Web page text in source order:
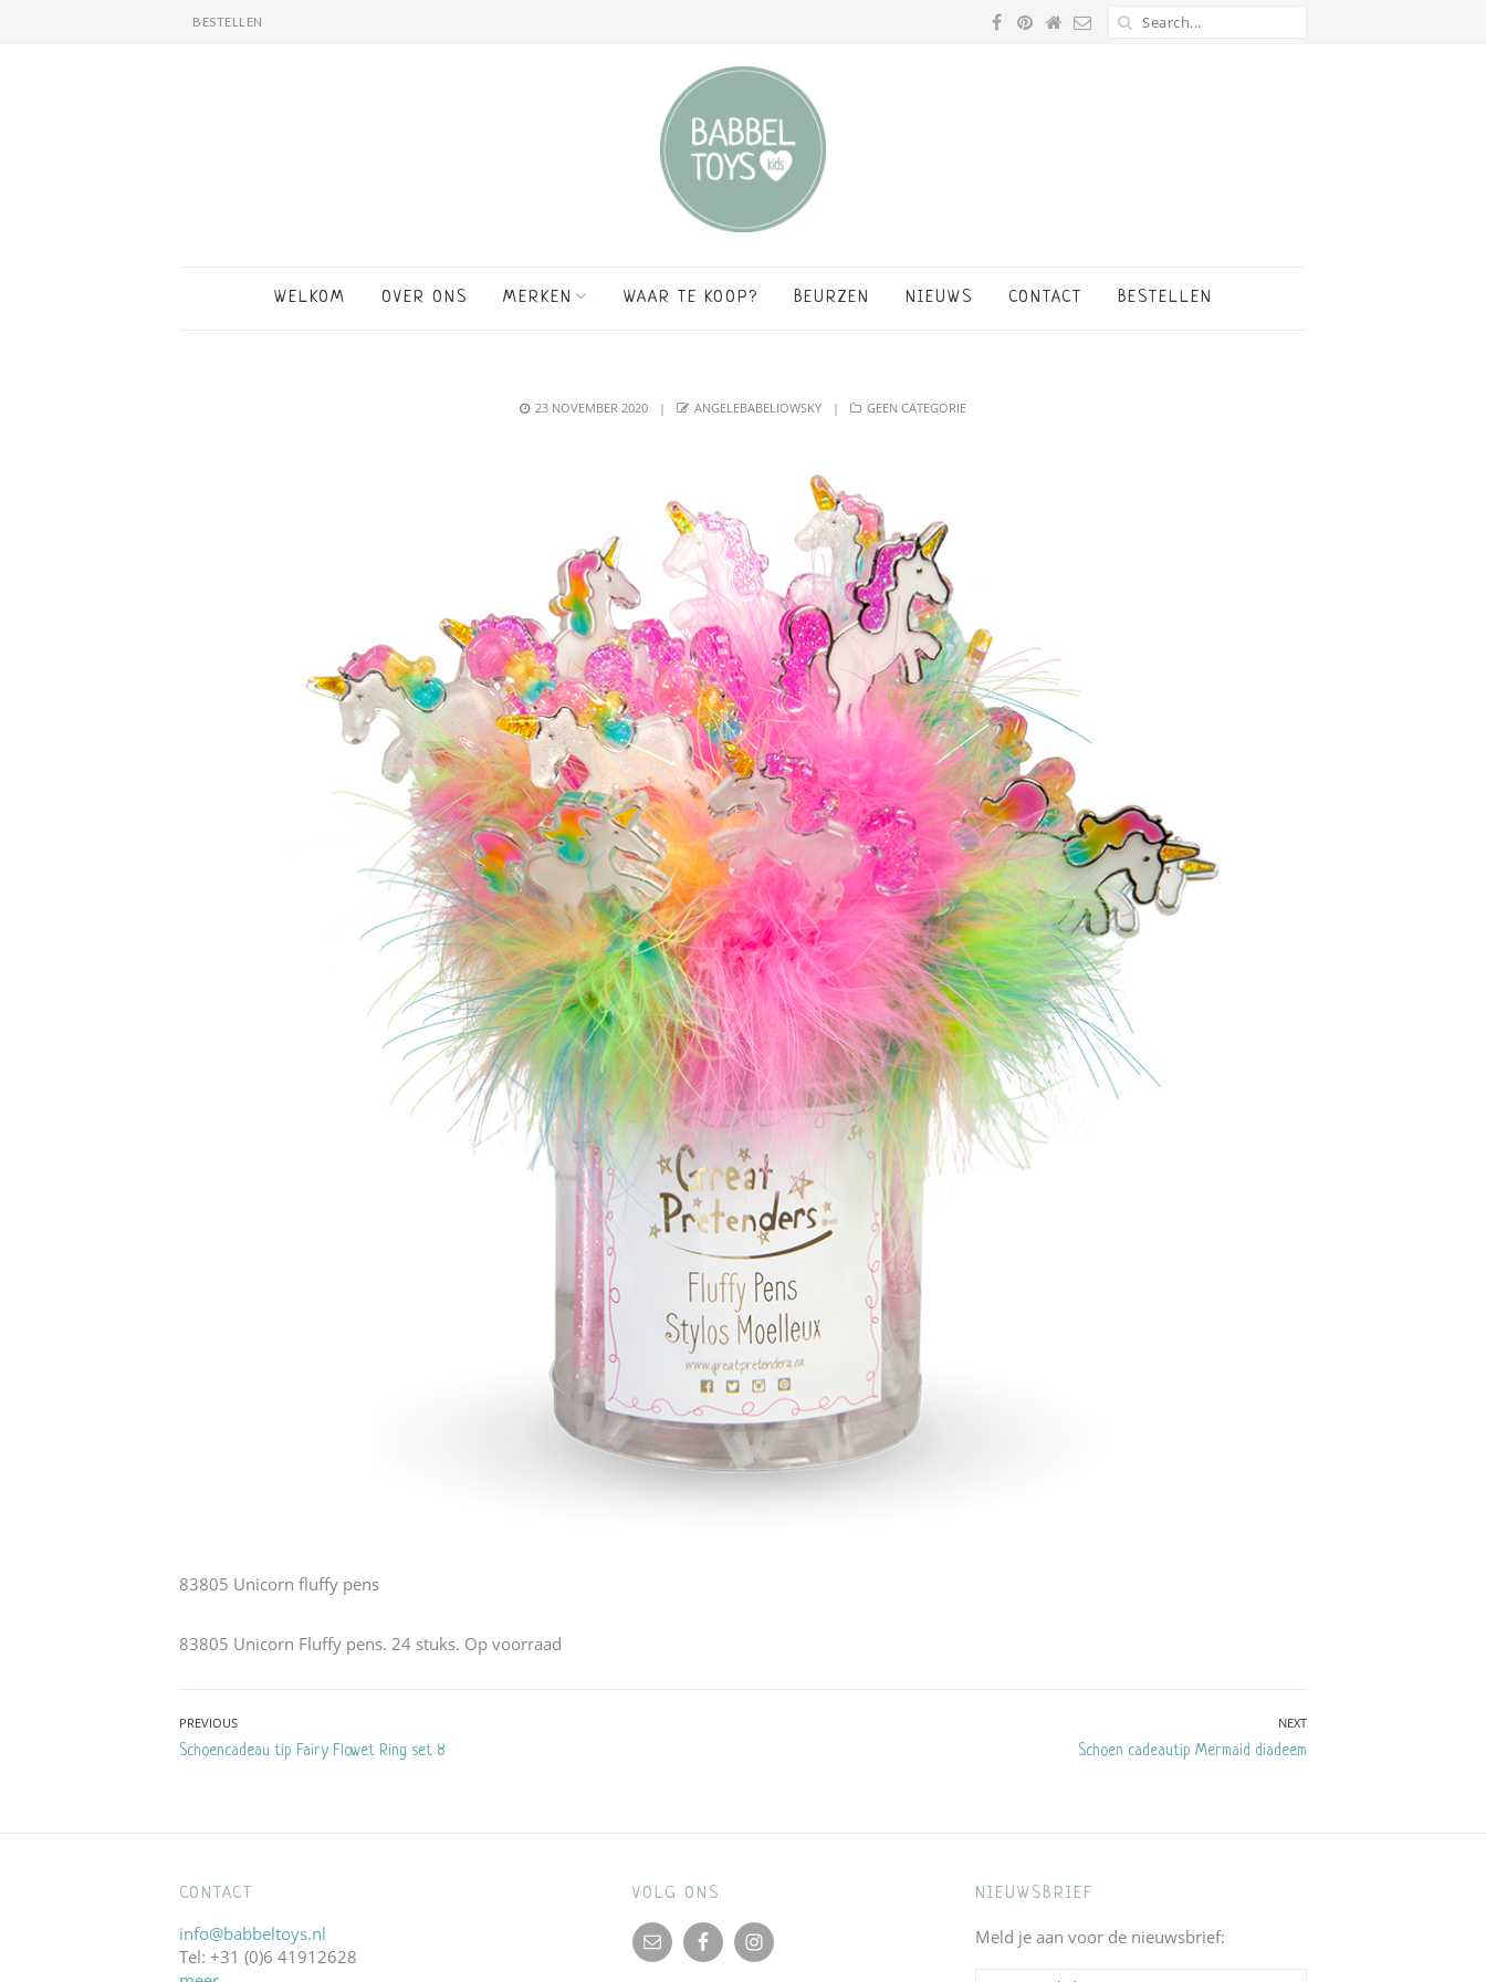
BESTELLEN
WELKOM OVER ONS MERKEN WAAR TE KOOP? BEURZEN NIEUWS CONTACT BESTELLEN
POSTED
23 NOVEMBER 2020 AUTHOR
ANGELEBABELIOWSKY CATEGORIES
GEEN CATEGORIE
83805 Unicorn fluffy pens
83805 Unicorn Fluffy pens. 24 stuks. Op voorraad
Bericht
PREVIOUS
Previous
Schoencadeau tip Fairy Flowet Ring set 8
NEXT
Next
Schoen cadeautip Mermaid diadeem
CONTACT
info@babbeltoys.nl
Tel: +31 (0)6 41912628
VOLG ONS NIEUWSBRIEF
Meld je aan voor de nieuwsbrief: